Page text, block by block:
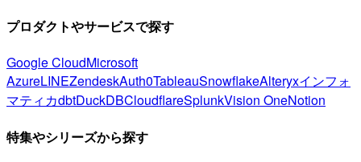
プロダクトやサービスで探す
Google CloudMicrosoft
AzureLINEZendeskAuth0TableauSnowflakeAlteryxインフォ
マティカdbtDuckDBCloudflareSplunkVision OneNotion
特集やシリーズから探す